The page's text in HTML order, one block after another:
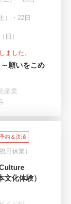
・22日
）
ました。
願いをこめ
産業
約＆決済
日休業）
化体験）